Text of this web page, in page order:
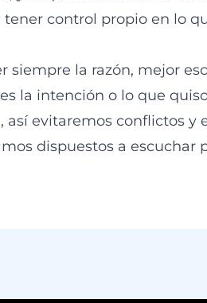
control propio en lo
siempre la razón, mejor
la intención o lo que
evitaremos conflictos y
dispuestos a escuchar